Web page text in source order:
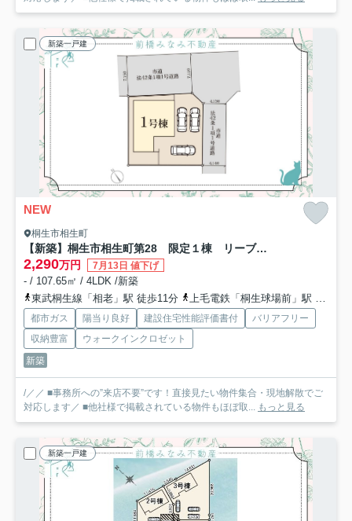
新築一戸建
NEW
桐生市相生町
【新築】桐生市相生町第28 限定１棟 リーブルガーデン 新築建売
2,290万円 7月13日 値下げ
- / 107.65㎡ / 4LDK /新築
東武桐生線「相老」駅 徒歩11分
上毛電鉄「桐生球場前」駅 徒歩11分
都市ガス 陽当り良好 建設住宅性能評価書付
バリアフリー
収納豊富
ウォークインクロゼット
新築
/／／ ■事務所への”来店不要”です！直接見たい物件集合・現地解散でご
対応します／ ■他社様で掲載されている物件もほぼ取... もっと見る
新築一戸建